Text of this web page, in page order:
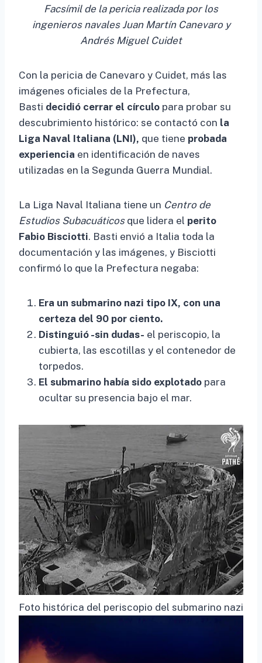
Facsímil de la pericia realizada por los
ingenieros navales Juan Martín Canevaro y
Andrés Miguel Cuidet
Con la pericia de Canevaro y Cuidet, más las
imágenes oficiales de la Prefectura,
Basti decidió cerrar el círculo para probar su
descubrimiento histórico: se contactó con la
Liga Naval Italiana (LNI), que tiene probada
experiencia en identificación de naves
utilizadas en la Segunda Guerra Mundial.
La Liga Naval Italiana tiene un Centro de
Estudios Subacuáticosque lidera el perito
Fabio Bisciotti. Basti envió a Italia toda la
documentación y las imágenes, y Bisciotti
confirmó lo que la Prefectura negaba:
Era un submarino nazi tipo IX, con una
certeza del 90 por ciento.
Distinguió -sin dudas- el periscopio, la
cubierta, las escotillas y el contenedor de
torpedos.
El submarino había sido explotado para
ocultar su presencia bajo el mar.
Foto histórica del periscopio del submarino nazi